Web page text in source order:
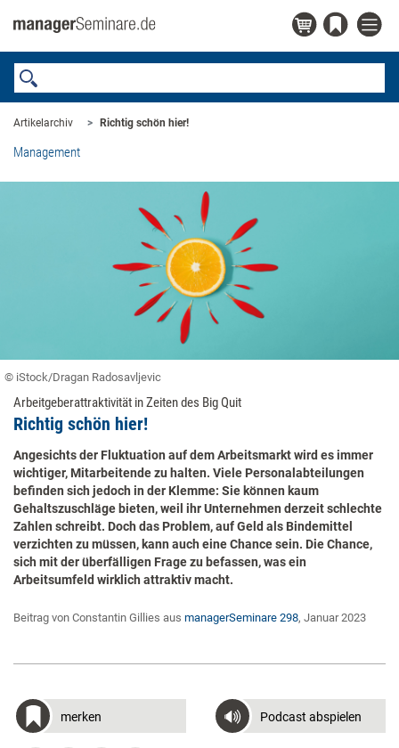
Artikelarchiv Richtig schön hier!
Management
© iStock/Dragan Radosavljevic
Arbeitgeberattraktivität in Zeiten des Big Quit
Richtig schön hier!
Angesichts der Fluktuation auf dem Arbeitsmarkt wird es immer
wichtiger, Mitarbeitende zu halten. Viele Personalabteilungen
befinden sich jedoch in der Klemme: Sie können kaum
Gehaltszuschläge bieten, weil ihr Unternehmen derzeit schlechte
Zahlen schreibt. Doch das Problem, auf Geld als Bindemittel
verzichten zu müssen, kann auch eine Chance sein. Die Chance,
sich mit der überfälligen Frage zu befassen, was ein
Arbeitsumfeld wirklich attraktiv macht.
Beitrag von Constantin Gillies aus managerSeminare 298, Januar 2023
merken Podcast abspielen